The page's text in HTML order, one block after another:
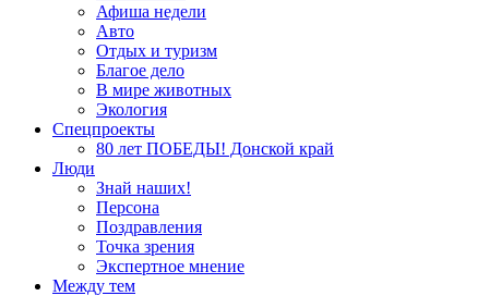
Афиша недели
Авто
Отдых и туризм
Благое дело
В мире животных
Экология
Спецпроекты
80 лет ПОБЕДЫ! Донской край
Люди
Знай наших!
Персона
Поздравления
Точка зрения
Экспертное мнение
Между тем